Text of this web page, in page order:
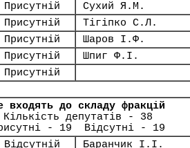
Присутній Сухий Я.М.
Присутній Тігіпко С.Л.
Присутній Шаров І.Ф.
Присутній Шпиг Ф.І.
Присутній
входять до складу фракцій
Кількість депутатів - 38
- 19 Відсутні - 19
Відсутній Баранчик І.І.